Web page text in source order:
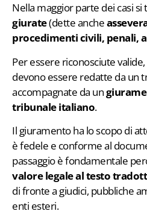
Nella maggior parte dei casi si
giurate(dette anche
procedimenti civili, penali,
Per essere riconosciute
devono essere redatte da un
accompagnate da un
tribunale italiano.
Il giuramento ha lo scopo di
è fedele e conforme al
passaggio è fondamentale
valore legale al testo
di fronte a giudici, pubbliche
enti esteri.